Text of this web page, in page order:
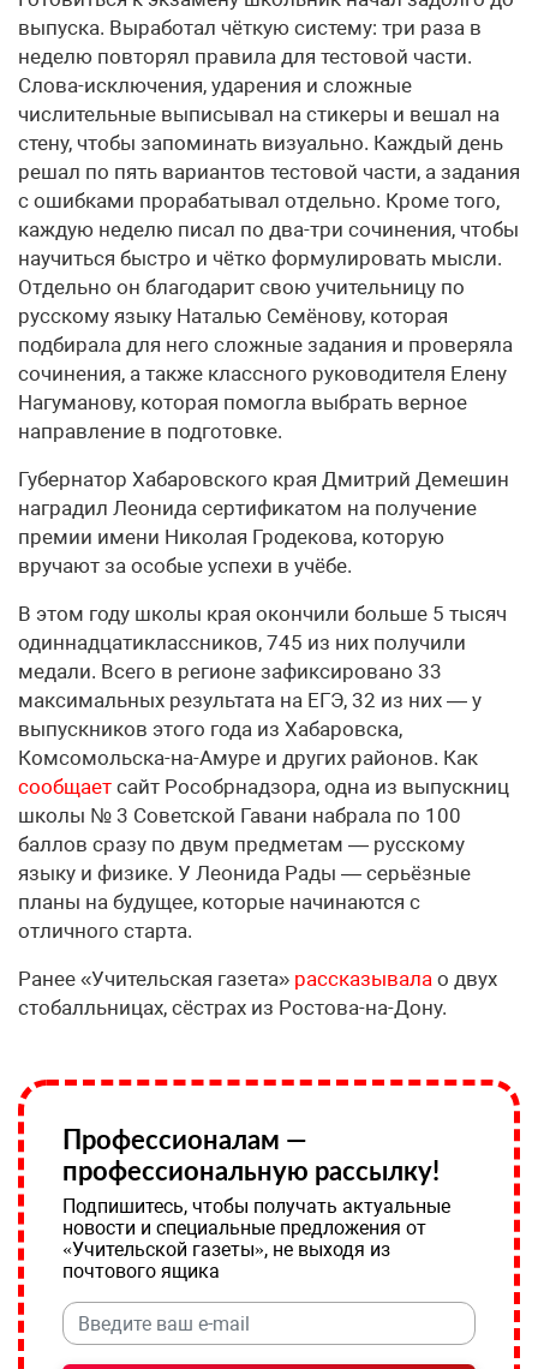
выпуска. Выработал чёткую систему: три раза в
неделю повторял правила для тестовой части.
Слова-исключения, ударения и сложные
числительные выписывал на стикеры и вешал на
стену, чтобы запоминать визуально. Каждый день
решал по пять вариантов тестовой части, а задания
с ошибками прорабатывал отдельно. Кроме того,
каждую неделю писал по два-три сочинения, чтобы
научиться быстро и чётко формулировать мысли.
Отдельно он благодарит свою учительницу по
русскому языку Наталью Семёнову, которая
подбирала для него сложные задания и проверяла
сочинения, а также классного руководителя Елену
Нагуманову, которая помогла выбрать верное
направление в подготовке.
Губернатор Хабаровского края Дмитрий Демешин
наградил Леонида сертификатом на получение
премии имени Николая Гродекова, которую
вручают за особые успехи в учёбе.
В этом году школы края окончили больше 5 тысяч
одиннадцатиклассников, 745 из них получили
медали. Всего в регионе зафиксировано 33
максимальных результата на ЕГЭ, 32 из них — у
выпускников этого года из Хабаровска,
Комсомольска-на-Амуре и других районов. Как
сообщает сайт Рособрнадзора, одна из выпускниц
школы № 3 Советской Гавани набрала по 100
баллов сразу по двум предметам — русскому
языку и физике. У Леонида Рады — серьёзные
планы на будущее, которые начинаются с
отличного старта.
Ранее «Учительская газета» рассказывала о двух
стобалльницах, сёстрах из Ростова-на-Дону.
Профессионалам —
профессиональную рассылку!
Подпишитесь, чтобы получать актуальные
новости и специальные предложения от
«Учительской газеты», не выходя из
почтового ящика